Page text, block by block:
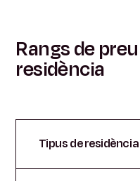
Rangs de
residència
Tipus de residència